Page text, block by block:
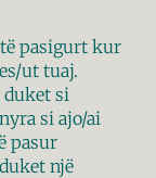
pasigurt kur
ut tuaj.
duket si
si ajo/ai
pasur
një